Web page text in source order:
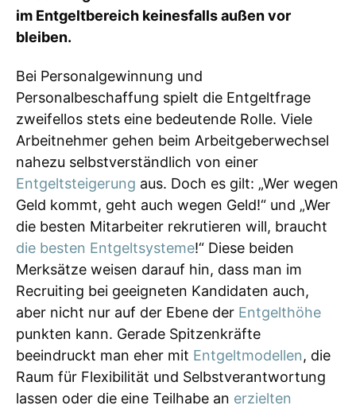
im Entgeltbereich keinesfalls außen vor
bleiben.
Bei Personalgewinnung und
Personalbeschaffung spielt die Entgeltfrage
zweifellos stets eine bedeutende Rolle. Viele
Arbeitnehmer gehen beim Arbeitgeberwechsel
nahezu selbstverständlich von einer
Entgeltsteigerung aus. Doch es gilt: „Wer wegen
Geld kommt, geht auch wegen Geld!“ und „Wer
die besten Mitarbeiter rekrutieren will, braucht
die besten Entgeltsysteme!“ Diese beiden
Merksätze weisen darauf hin, dass man im
Recruiting bei geeigneten Kandidaten auch,
aber nicht nur auf der Ebene der Entgelthöhe
punkten kann. Gerade Spitzenkräfte
beeindruckt man eher mit Entgeltmodellen, die
Raum für Flexibilität und Selbstverantwortung
lassen oder die eine Teilhabe an erzielten